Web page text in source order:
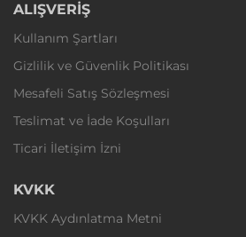
ALIŞVERİŞ
Kullanım Şartları
Gizlilik ve Güvenlik Politikası
Mesafeli Satış Sözleşmesi
Teslimat ve İade Koşulları
Ticari İletişim İzni
KVKK
KVKK Aydınlatma Metni